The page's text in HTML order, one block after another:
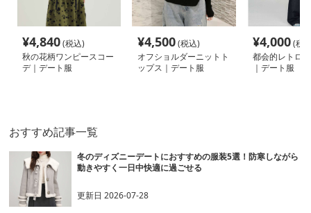
¥4,840(税込)
秋の花柄ワンピースコー
デ｜デート服
¥4,500(税込)
オフショルダーニットト
ップス｜デート服
¥4,000(税
都会的レトロ
｜デート服
おすすめ記事一覧
冬のディズニーデートにおすすめの服装5選！防寒しながら
動きやすく一日中快適に過ごせる
更新日2026-07-28